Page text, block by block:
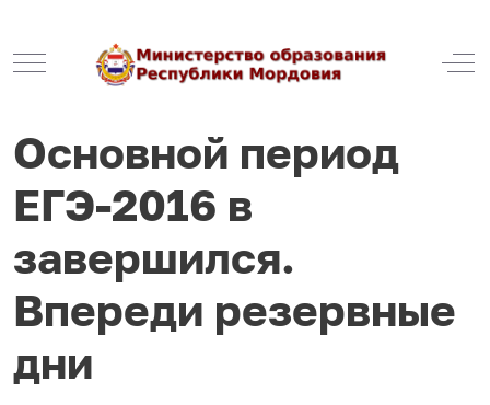
Mobile Menu Toggle
Основной период
ЕГЭ-2016 в
завершился.
Впереди резервные
дни